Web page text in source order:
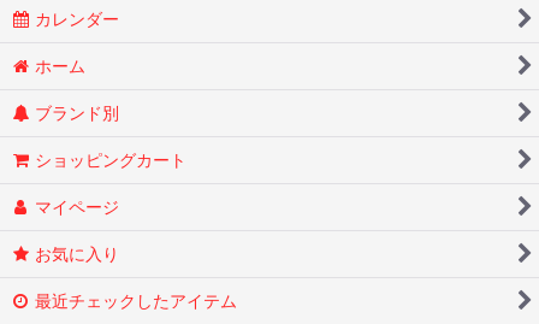
カレンダー
ホーム
ブランド別
ショッピングカート
マイページ
お気に入り
最近チェックしたアイテム